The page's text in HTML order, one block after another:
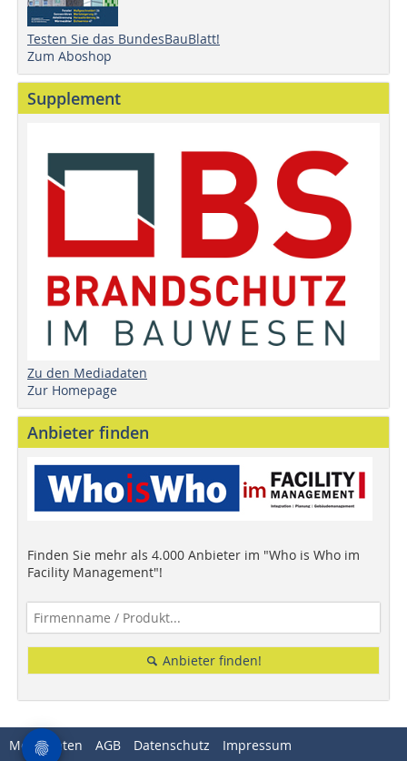
Testen Sie das BundesBauBlatt!
Zum Aboshop
Supplement
Zu den Mediadaten
Zur Homepage
Anbieter finden
Finden Sie mehr als 4.000 Anbieter im "Who is Who im
Facility Management"!
Anbieter finden!
Mediadaten AGB Datenschutz Impressum